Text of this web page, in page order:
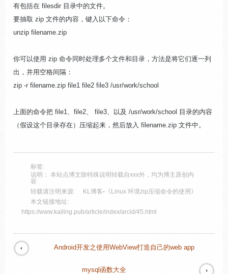
有包括在 filesdir 目录中的文件。
要抽取 zip 文件的内容，键入以下命令：
unzip filename.zip
你可以使用 zip 命令同时处理多个文件和目录，方法是将它们逐一列
出，并用空格间隔：
zip -r filename.zip file1 file2 file3 /usr/work/school
上面的命令把 file1、file2、 file3、以及 /usr/work/school 目录的内容
（假设这个目录存在）压缩起来，然后放入 filename.zip 文件中。
标签:
说明： 本站点博文除特殊说明转载自xxx外，均为博主原创内
容
转载请注明来源:
KL博客- 《Linux 环境zip压缩命令的使用》
本文链接地址:
https://www.kailing.pub/article/index/arcid/45.html
Android开发之使用WebView打造自己的web app
mysql函数大全